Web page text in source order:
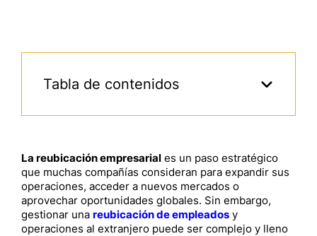
Tabla de contenidos
La reubicación empresarial es un paso estratégico
que muchas compañías consideran para expandir sus
operaciones, acceder a nuevos mercados o
aprovechar oportunidades globales. Sin embargo,
gestionar una reubicación de empleados y
operaciones al extranjero puede ser complejo y lleno